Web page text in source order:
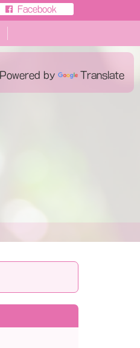
Facebook
by Translate